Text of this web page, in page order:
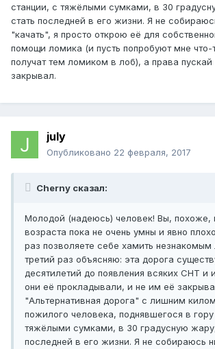
станции, с тяжёлыми сумками, в 30
стать последней в его жизни. Я не
"качать", я просто открою её для
помощи ломика (и пусть попробуют мне что-
получат тем ломиком в лоб), а права пускай
закрывал.
july
Опубликовано 22 февраля, 2017
Cherny сказал:
Молодой (надеюсь) человек! Вы, похоже,
возраста пока не очень умны и явно
раз позволяете себе хамить
третий раз объясняю: эта дорога
десятилетий до появления всяких СНТ и
они её прокладывали, и не им её
"Альтернативная дорога" с лишним
пожилого человека, поднявшегося в гору
тяжёлыми сумками, в 30 градусную
последней в его жизни. Я не собираюсь